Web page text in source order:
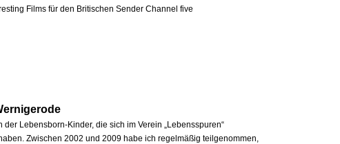
Films für den Britischen Sender Channel five
der Lebensborn-Kinder, die sich im Verein „Lebensspuren“
Zwischen 2002 und 2009 habe ich regelmäßig teilgenommen,